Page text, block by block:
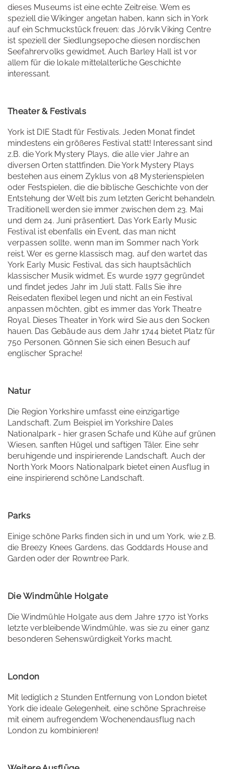
dieses Museums ist eine echte Zeitreise. Wem es
speziell die Wikinger angetan haben, kann sich in York
auf ein Schmuckstück freuen: das Jórvík Viking Centre
ist speziell der Siedlungsepoche diesen nordischen
Seefahrervolks gewidmet. Auch Barley Hall ist vor
allem für die lokale mittelalterliche Geschichte
interessant.
Theater & Festivals
York ist DIE Stadt für Festivals. Jeden Monat findet
mindestens ein größeres Festival statt! Interessant sind
z.B. die York Mystery Plays, die alle vier Jahre an
diversen Orten stattfinden. Die York Mystery Plays
bestehen aus einem Zyklus von 48 Mysterienspielen
oder Festspielen, die die biblische Geschichte von der
Entstehung der Welt bis zum letzten Gericht behandeln.
Traditionell werden sie immer zwischen dem 23. Mai
und dem 24. Juni präsentiert. Das York Early Music
Festival ist ebenfalls ein Event, das man nicht
verpassen sollte, wenn man im Sommer nach York
reist. Wer es gerne klassisch mag, auf den wartet das
York Early Music Festival, das sich hauptsächlich
klassischer Musik widmet. Es wurde 1977 gegründet
und findet jedes Jahr im Juli statt. Falls Sie ihre
Reisedaten flexibel legen und nicht an ein Festival
anpassen möchten, gibt es immer das York Theatre
Royal. Dieses Theater in York wird Sie aus den Socken
hauen. Das Gebäude aus dem Jahr 1744 bietet Platz für
750 Personen. Gönnen Sie sich einen Besuch auf
englischer Sprache!
Natur
Die Region Yorkshire umfasst eine einzigartige
Landschaft. Zum Beispiel im Yorkshire Dales
Nationalpark - hier grasen Schafe und Kühe auf grünen
Wiesen, sanften Hügel und saftigen Täler. Eine sehr
beruhigende und inspirierende Landschaft. Auch der
North York Moors Nationalpark bietet einen Ausflug in
eine inspirierend schöne Landschaft.
Parks
Einige schöne Parks finden sich in und um York, wie z.B.
die Breezy Knees Gardens, das Goddards House and
Garden oder der Rowntree Park.
Die Windmühle Holgate
Die Windmühle Holgate aus dem Jahre 1770 ist Yorks
letzte verbleibende Windmühle, was sie zu einer ganz
besonderen Sehenswürdigkeit Yorks macht.
London
Mit lediglich 2 Stunden Entfernung von London bietet
York die ideale Gelegenheit, eine schöne Sprachreise
mit einem aufregendem Wochenendausflug nach
London zu kombinieren!